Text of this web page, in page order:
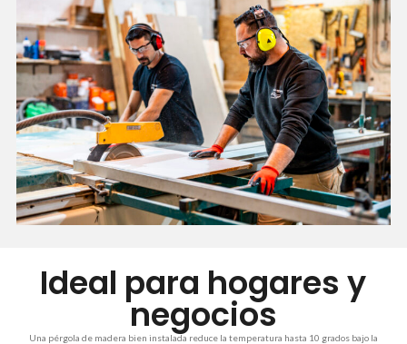
Ideal para hogares y
negocios
Una pérgola de madera bien instalada reduce la temperatura hasta 10 grados bajo la